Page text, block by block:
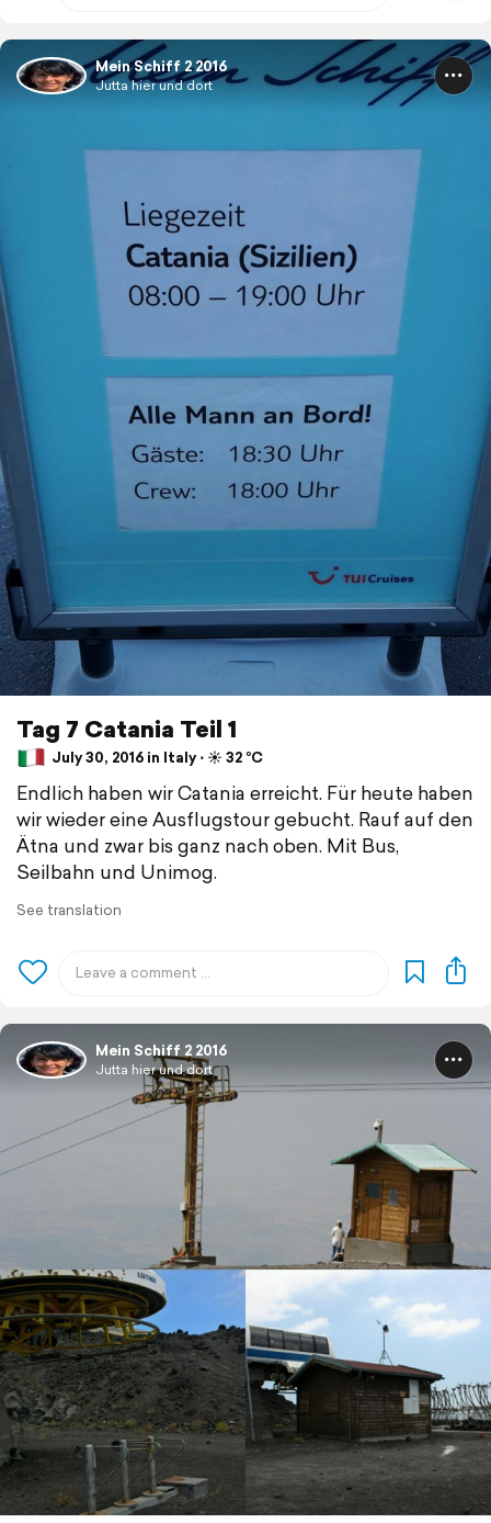
Mein Schiff 2 2016
Jutta hier und dort
Tag 7 Catania Teil 1
July 30, 2016 in Italy ⋅ ☀️ 32 °C
Endlich haben wir Catania erreicht. Für heute haben
wir wieder eine Ausflugstour gebucht. Rauf auf den
Ätna und zwar bis ganz nach oben. Mit Bus,
Seilbahn und Unimog.
See translation
Mein Schiff 2 2016
Jutta hier und dort